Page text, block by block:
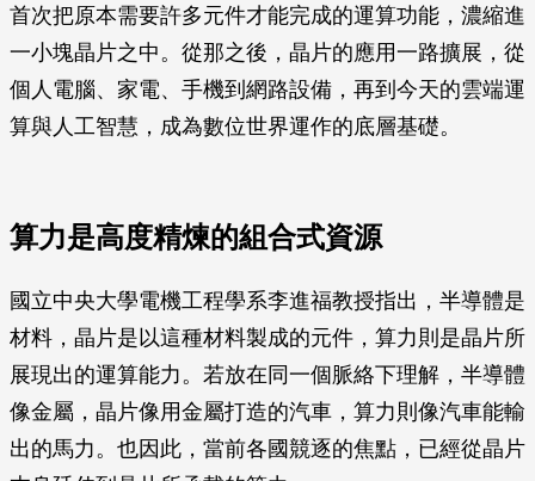
首次把原本需要許多元件才能完成的運算功能，濃縮進
一小塊晶片之中。從那之後，晶片的應用一路擴展，從
個人電腦、家電、手機到網路設備，再到今天的雲端運
算與人工智慧，成為數位世界運作的底層基礎。
算力是高度精煉的組合式資源
國立中央大學電機工程學系李進福教授指出，半導體是
材料，晶片是以這種材料製成的元件，算力則是晶片所
展現出的運算能力。若放在同一個脈絡下理解，半導體
像金屬，晶片像用金屬打造的汽車，算力則像汽車能輸
出的馬力。也因此，當前各國競逐的焦點，已經從晶片